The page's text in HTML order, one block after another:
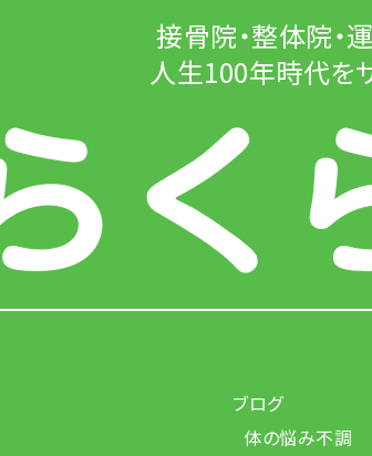
接骨院・整体院・
人生100年時代を
ブログ
体の悩み不調